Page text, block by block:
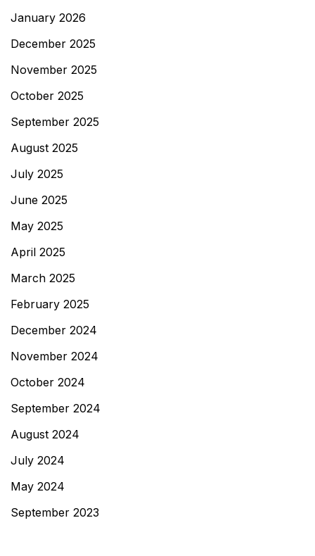
January 2026
December 2025
November 2025
October 2025
September 2025
August 2025
July 2025
June 2025
May 2025
April 2025
March 2025
February 2025
December 2024
November 2024
October 2024
September 2024
August 2024
July 2024
May 2024
September 2023